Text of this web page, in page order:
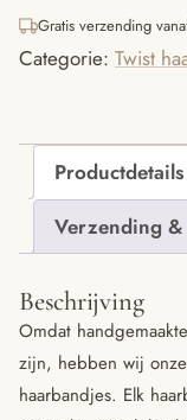
aantalGratis verzending
Categorie: Twist
Productdetails
Verzending
Beschrijving
Omdat
zijn, hebben wij onze
haarbandjes. Elk